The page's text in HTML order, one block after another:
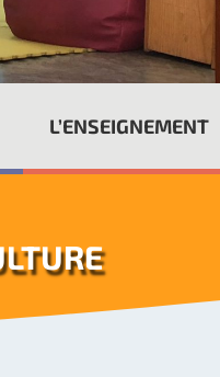
L’ENSEIGNEMENT